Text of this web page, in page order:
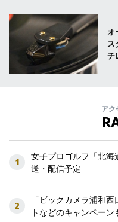
オ
ス
チ
ア
1
女子プロゴルフ「北
送・配信予定
2
「ビックカメラ浦和
トなどのキャンペーン